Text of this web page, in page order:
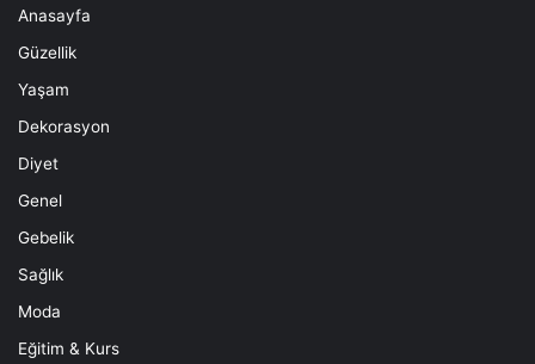
Anasayfa
Güzellik
Yaşam
Dekorasyon
Diyet
Genel
Gebelik
Sağlık
Moda
Eğitim & Kurs